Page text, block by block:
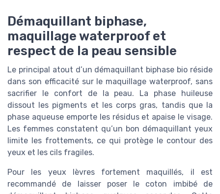
Démaquillant biphase,
maquillage waterproof et
respect de la peau sensible
Le principal atout d’un démaquillant biphase bio réside
dans son efficacité sur le maquillage waterproof, sans
sacrifier le confort de la peau. La phase huileuse
dissout les pigments et les corps gras, tandis que la
phase aqueuse emporte les résidus et apaise le visage.
Les femmes constatent qu’un bon démaquillant yeux
limite les frottements, ce qui protège le contour des
yeux et les cils fragiles.
Pour les yeux lèvres fortement maquillés, il est
recommandé de laisser poser le coton imbibé de